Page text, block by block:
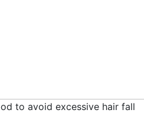
to avoid excessive hair fall